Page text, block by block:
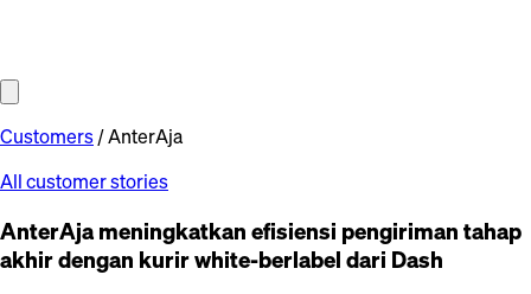
Customers/AnterAja
All customer stories
AnterAja meningkatkan efisiensi pengiriman tahap
akhir dengan kurir white-berlabel dari Dash